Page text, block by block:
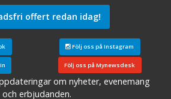
offert redan idag!
Följ oss på Instagram
Följ oss på Mynewsdesk
om nyheter, evenemang
och erbjudanden.